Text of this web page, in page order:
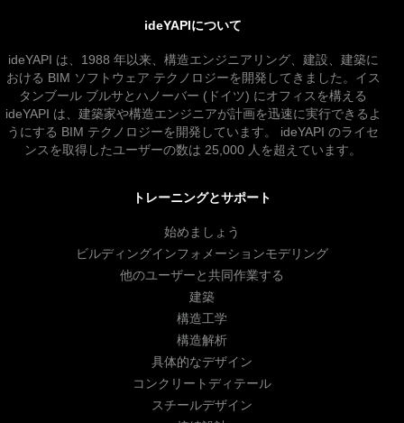
ideYAPIについて
ideYAPI は、1988 年以来、構造エンジニアリング、建設、建築に
おける BIM ソフトウェア テクノロジーを開発してきました。イス
タンブール ブルサとハノーバー (ドイツ) にオフィスを構える
ideYAPI は、建築家や構造エンジニアが計画を迅速に実行できるよ
うにする BIM テクノロジーを開発しています。 ideYAPI のライセ
ンスを取得したユーザーの数は 25,000 人を超えています。
トレーニングとサポート
始めましょう
ビルディングインフォメーションモデリング
他のユーザーと共同作業する
建築
構造工学
構造解析
具体的なデザイン
コンクリートディテール
スチールデザイン